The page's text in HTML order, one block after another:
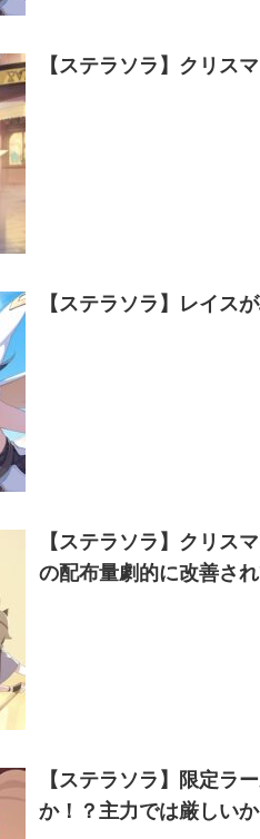
【ステラソラ】クリス
【ステラソラ】レイス
【ステラソラ】クリス
の配布量劇的に改善さ
【ステラソラ】限定ラ
か！？主力では厳しい